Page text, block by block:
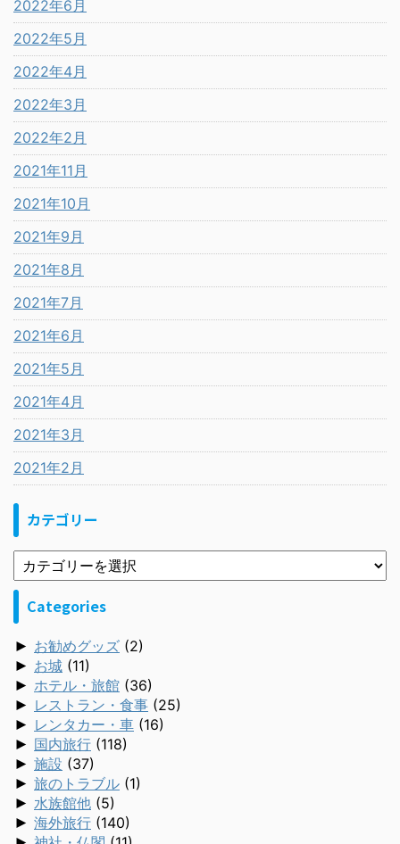
2022年6月
2022年5月
2022年4月
2022年3月
2022年2月
2021年11月
2021年10月
2021年9月
2021年8月
2021年7月
2021年6月
2021年5月
2021年4月
2021年3月
2021年2月
カテゴリー
Categories
► お勧めグッズ (2)
► お城 (11)
► ホテル・旅館 (36)
► レストラン・食事 (25)
► レンタカー・車 (16)
► 国内旅行 (118)
► 施設 (37)
► 旅のトラブル (1)
► 水族館他 (5)
► 海外旅行 (140)